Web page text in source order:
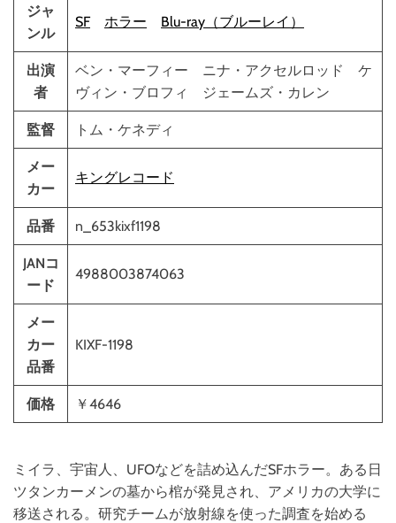
ジャ
ンル
SF ホラー Blu-ray（ブルーレイ）
出演
者
ベン・マーフィー ニナ・アクセルロッド ケ
ヴィン・ブロフィ ジェームズ・カレン
監督 トム・ケネディ
メー
カー
キングレコード
品番 n_653kixf1198
JANコ
ード
4988003874063
メー
カー
品番
KIXF-1198
価格 ￥4646
ミイラ、宇宙人、UFOなどを詰め込んだSFホラー。ある日
ツタンカーメンの墓から棺が発見され、アメリカの大学に
移送される。研究チームが放射線を使った調査を始める